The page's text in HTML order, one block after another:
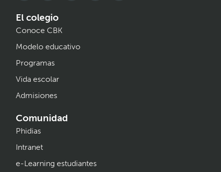
El colegio
Conoce CBK
Modelo educativo
Programas
Vida escolar
Admisiones
Comunidad
Phidias
Intranet
e-Learning estudiantes